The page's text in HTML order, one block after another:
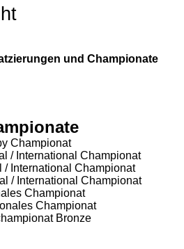
und Championate
Championat
/ International Championat
/ International Championat
/ International Championat
Championat
Championat
Bronze